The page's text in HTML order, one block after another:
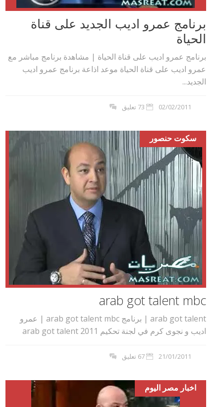
برنامج عمرو اديب الجديد على قناة
الحياة
برنامج عمرو اديب على قناة الحياة | مشاهدة برنامج مباشر مع
عمرو اديب على قناة الحياة موعد اذاعة برنامج عمرو اديب
الجديد...
02/02/2011 73 تعليق
سكوت حنصور
arab got talent mbc
arab got talent | برنامج arab got talent mbc | عمرو
اديب و نجوى كرم في لجنة تحكيم arab got talent 2011
21/01/2011 67 تعليق
اخبار مصر اليوم